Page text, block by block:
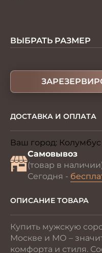
ВЫБРАТЬ РАЗМЕР
ДОСТАВКА И ОПЛАТА
Ваш город: Колумбус
Самовывоз
(товар в
Сегодня -
ОПИСАНИЕ ТОВАРА
Купить мужскую
Москве и МО –
комфорта и стиля.